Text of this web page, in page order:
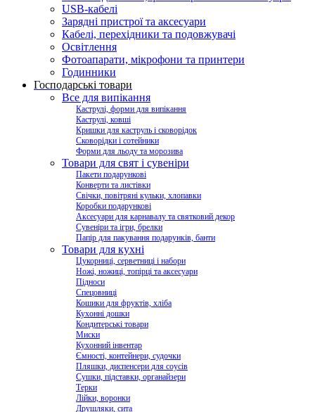
USB-кабелі
Зарядні пристрої та аксесуари
Кабелі, перехідники та подовжувачі
Освітлення
Фотоапарати, мікрофони та принтери
Годинники
Господарські товари
Все для випікання
Каструлі, форми для випікання
Каструлі, ковші
Кришки для каструль і сковорідок
Сковорідки і сотейники
Форми для льоду та морозива
Товари для свят і сувеніри
Пакети подарункові
Конверти та листівки
Свічки, повітряні кульки, хлопавки
Коробки подарункові
Аксесуари для карнавалу та святковий декор
Сувеніри та ігри, брелки
Папір для пакування подарунків, банти
Товари для кухні
Цукорниці, серветниці і набори
Ножі, ножиці, топірці та аксесуари
Підноси
Спецовниці
Кошики для фруктів, хліба
Кухонні дошки
Кондитерські товари
Миски
Кухонний інвентар
Ємності, контейнери, судочки
Пляшки, диспенсери для соусів
Сушки, підставки, органайзери
Терки
Лійки, воронки
Друшляки, сита